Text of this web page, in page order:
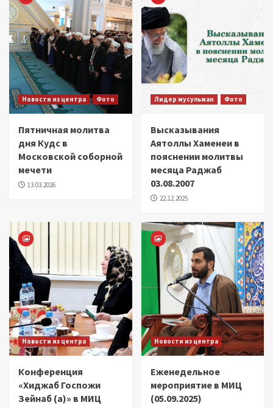
Новости из центра Фото
Пятничная молитва
дня Кудс в
Московской соборной
мечети
13.03.2026
Лидер мусульман Фото
Высказывания
Аятоллы Хаменеи в
пояснении молитвы
месяца Раджаб
03.08.2007
22.12.2025
Новости из центра
Конференция
«Хиджаб Госпожи
Зейнаб (а)» в МИЦ
Новости из центра
Еженедельное
мероприятие в МИЦ
(05.09.2025)